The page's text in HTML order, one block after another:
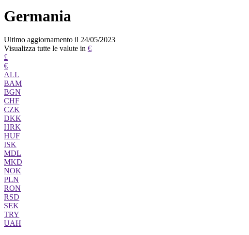
Germania
Ultimo aggiornamento il 24/05/2023
Visualizza tutte le valute in €
£
€
ALL
BAM
BGN
CHF
CZK
DKK
HRK
HUF
ISK
MDL
MKD
NOK
PLN
RON
RSD
SEK
TRY
UAH